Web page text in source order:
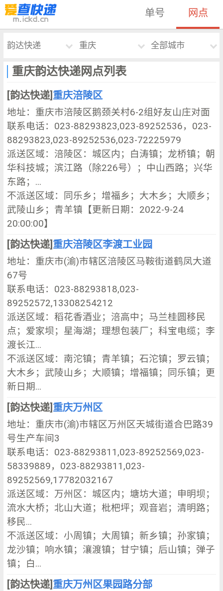
单号 网点
韵达快递 重庆 全部城市
重庆韵达快递网点列表
[韵达快递] 重庆涪陵区
地址：重庆市涪陵区鹅颈关村6-2组好友山庄对面
联系电话：023-88293823,023-89252536，023-
88293823,023-89252536,023-72225979
派送区域：涪陵区：城区内；白涛镇；龙桥镇；朝
华科技城；滨江路（除226号）；中山西路；兴华
东路；...
不派送区域：同乐乡；增福乡；大木乡；大顺乡；
武陵山乡；青羊镇【更新日期：2022-9-24
20:00:00】
[韵达快递] 重庆涪陵区李渡工业园
地址：重庆市(渝)市辖区涪陵区马鞍街道鹤凤大道
67号
联系电话：023-88293818,023-
89252572,13308254212
派送区域：稻花香酒业；涪高中；马兰桂圆移民
点；爱家坝；星海湖；理想包装厂；科宝电缆；李
渡长江...
不派送区域：南沱镇；青羊镇；石沱镇；罗云镇；
大木乡；武陵山乡；大顺镇；增福镇；同乐镇；更
新日期...
[韵达快递] 重庆万州区
地址：重庆市(渝)市辖区万州区天城街道合巴路39
号生产车间3
联系电话：023-88293811,023-89252569,023-
58339889，023-88293811,023-
89252569,17782032167
派送区域：万州区：城区内；塘坊大道；申明坝；
流水大桥；北山大道；枇杷坪；观音岩；清明路；
移民...
不派送区域：小周镇；大周镇；新乡镇；孙家镇；
龙沙镇；响水镇；瀼渡镇；甘宁镇；后山镇；弹子
镇；白...
[韵达快递] 重庆万州区果园路分部